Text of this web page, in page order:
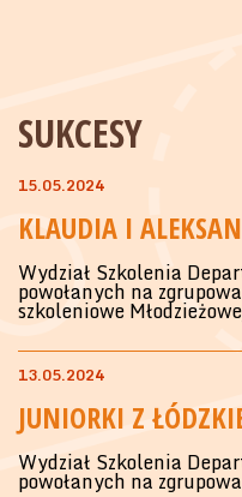
SUKCESY
15.05.2024
KLAUDIA I
Wydział Szkolenia
powołanych na
szkoleniowe
13.05.2024
JUNIORKI Z
Wydział Szkolenia
powołanych na